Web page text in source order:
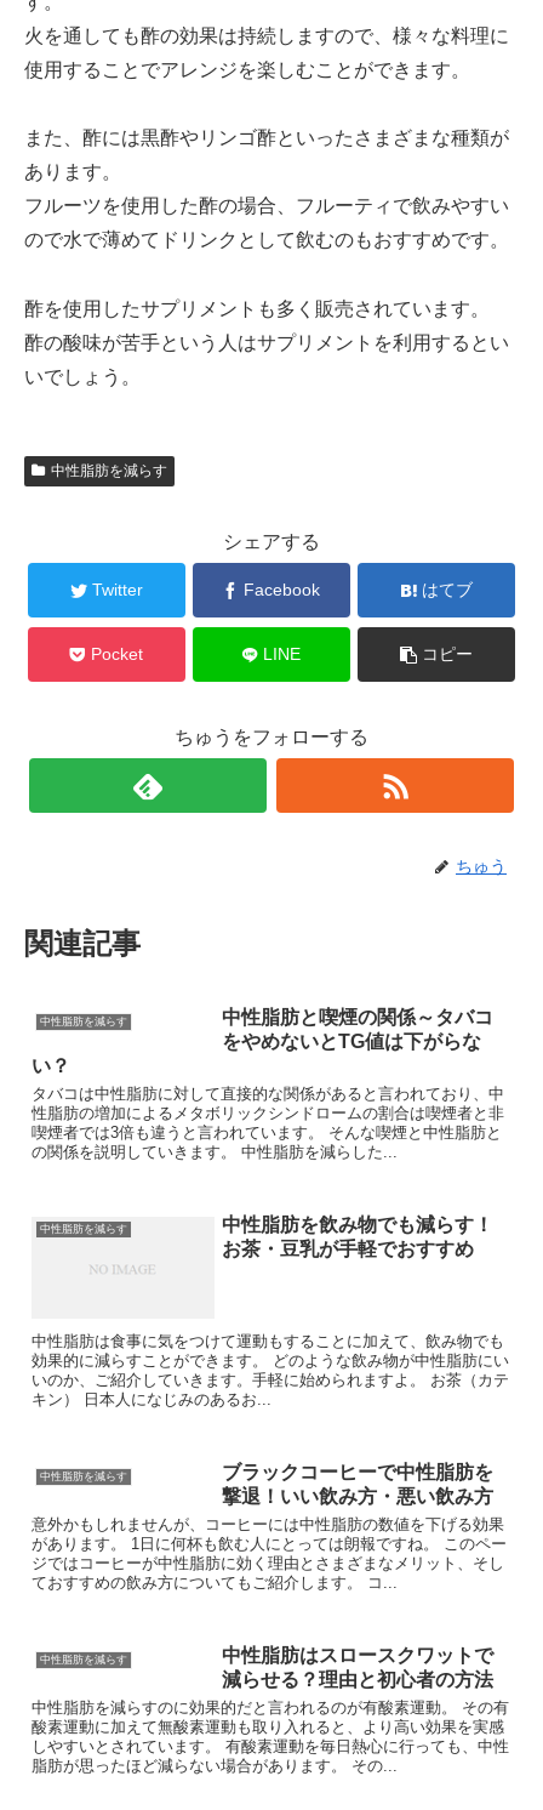
火を通しても酢の効果は持続しますので、様々な料理に
使用することでアレンジを楽しむことができます。
また、酢には黒酢やリンゴ酢といったさまざまな種類が
あります。
フルーツを使用した酢の場合、フルーティで飲みやすい
ので水で薄めてドリンクとして飲むのもおすすめです。
酢を使用したサプリメントも多く販売されています。
酢の酸味が苦手という人はサプリメントを利用するとい
いでしょう。
中性脂肪を減らす
シェアする
Twitter Facebook はてブ
Pocket LINE コピー
ちゅうをフォローする
ちゅう
関連記事
中性脂肪を減らす
中性脂肪と喫煙の関係～タバコ
をやめないとTG値は下がらな
い？
タバコは中性脂肪に対して直接的な関係があると言われており、中
性脂肪の増加によるメタボリックシンドロームの割合は喫煙者と非
喫煙者では3倍も違うと言われています。 そんな喫煙と中性脂肪と
の関係を説明していきます。 中性脂肪を減らした...
中性脂肪を減らす
中性脂肪を飲み物でも減らす！
お茶・豆乳が手軽でおすすめ
中性脂肪は食事に気をつけて運動もすることに加えて、飲み物でも
効果的に減らすことができます。 どのような飲み物が中性脂肪にい
いのか、ご紹介していきます。手軽に始められますよ。 お茶（カテ
キン） 日本人になじみのあるお...
中性脂肪を減らす
ブラックコーヒーで中性脂肪を
撃退！いい飲み方・悪い飲み方
意外かもしれませんが、コーヒーには中性脂肪の数値を下げる効果
があります。 1日に何杯も飲む人にとっては朗報ですね。 このペー
ジではコーヒーが中性脂肪に効く理由とさまざまなメリット、そし
ておすすめの飲み方についてもご紹介します。 コ...
中性脂肪を減らす
中性脂肪はスロースクワットで
減らせる？理由と初心者の方法
中性脂肪を減らすのに効果的だと言われるのが有酸素運動。 その有
酸素運動に加えて無酸素運動も取り入れると、より高い効果を実感
しやすいとされています。 有酸素運動を毎日熱心に行っても、中性
脂肪が思ったほど減らない場合があります。 その...